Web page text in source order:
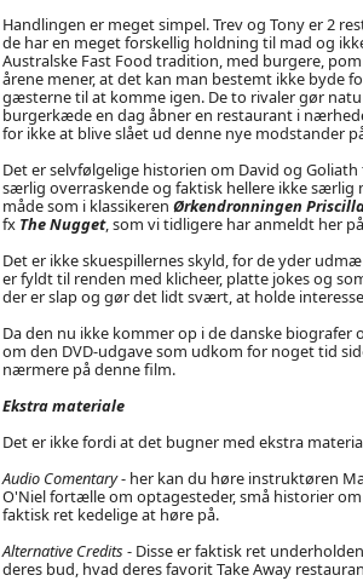
Handlingen er meget simpel. Trev og Tony er 2
de har en meget forskellig holdning til mad og
Australske Fast Food tradition, med burgere,
årene mener, at det kan man bestemt ikke byde
gæsterne til at komme igen. De to rivaler gør
burgerkæde en dag åbner en restaurant i
for ikke at blive slået ud denne nye modstander
Det er selvfølgelige historien om David og
særlig overraskende og faktisk hellere ikke særlig
måde som i klassikeren Ørkendronningen
fx The Nugget, som vi tidligere har anmeldt her
Det er ikke skuespillernes skyld, for de yder
er fyldt til renden med klicheer, platte jokes og
der er slap og gør det lidt svært, at holde
Da den nu ikke kommer op i de danske
om den DVD-udgave som udkom for noget tid
nærmere på denne film.
Ekstra materiale
Det er ikke fordi at det bugner med ekstra
Audio Comentary- her kan du høre instruktøren
O'Niel fortælle om optagesteder, små historier
faktisk ret kedelige at høre på.
Alternative Credits - Disse er faktisk ret
deres bud, hvad deres favorit Take Away